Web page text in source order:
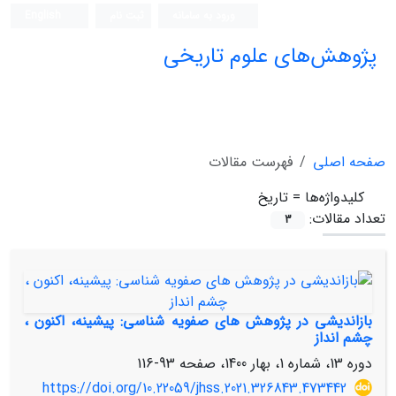
پژوهش‌های علوم تاریخی
صفحه اصلی
فهرست مقالات
کلیدواژه‌ها = تاریخ
تعداد مقالات:
3
بازاندیشی در پژوهش های صفویه شناسی: پیشینه، اکنون ،
چشم انداز
دوره 13، شماره 1، بهار 1400، صفحه
93-116
https://doi.org/10.22059/jhss.2021.326843.473442